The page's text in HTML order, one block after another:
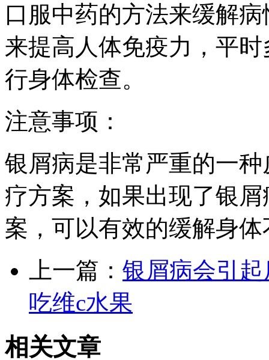
口服中药的方法来缓解
来提高人体免疫力，平
行身体检查。
注意事项：
银屑病是非常严重的一
疗方案，如果出现了银
案，可以有效的缓解身
上一篇： 银屑病会引
吃维c水果
相关文章